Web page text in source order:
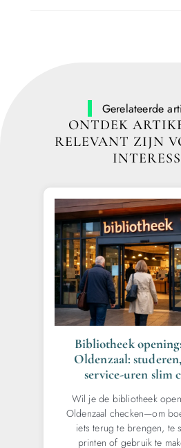
Gerelateerde
ONTDEK
RELEVANT ZIJN
Bibliotheek
Oldenzaal:
service-uren slim
Wil je de bibliotheek
Oldenzaal checken—om
iets terug te brengen, te
printen of gebruik te